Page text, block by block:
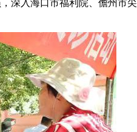
深入海口市福利院、儋州市